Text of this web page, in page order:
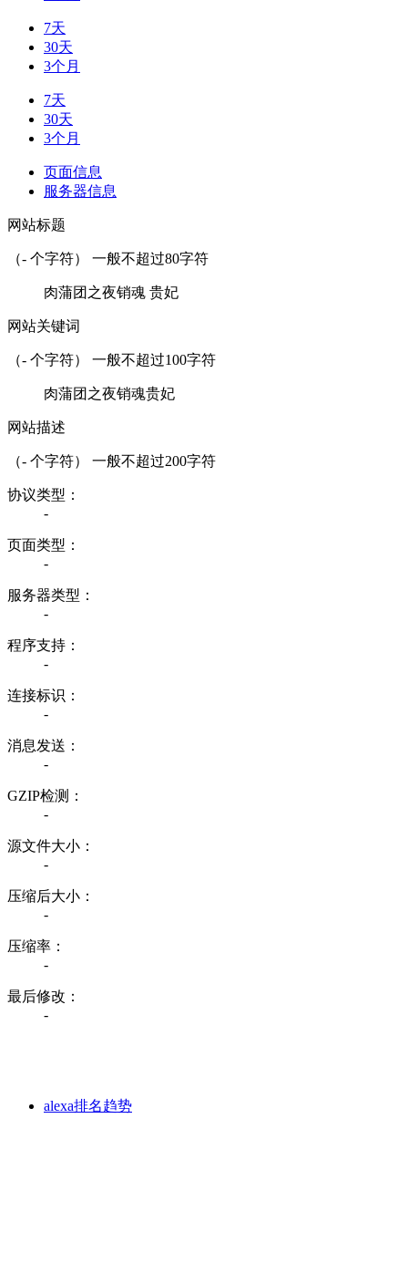
7天
30天
3个月
7天
30天
3个月
页面信息
服务器信息
网站标题
（- 个字符） 一般不超过80字符
肉蒲团之夜销魂 贵妃
网站关键词
（- 个字符） 一般不超过100字符
肉蒲团之夜销魂贵妃
网站描述
（- 个字符） 一般不超过200字符
协议类型：
-
页面类型：
-
服务器类型：
-
程序支持：
-
连接标识：
-
消息发送：
-
GZIP检测：
-
源文件大小：
-
压缩后大小：
-
压缩率：
-
最后修改：
-
alexa排名趋势